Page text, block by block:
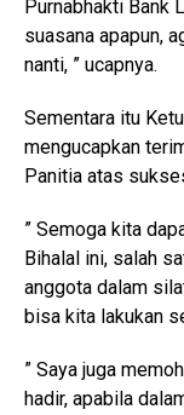
Purnabhakti Bank
suasana apapun,
nanti, ” ucapnya.
Sementara itu
mengucapkan
Panitia atas
” Semoga kita
Bihalal ini, salah
anggota dalam
bisa kita lakukan
” Saya juga
hadir, apabila